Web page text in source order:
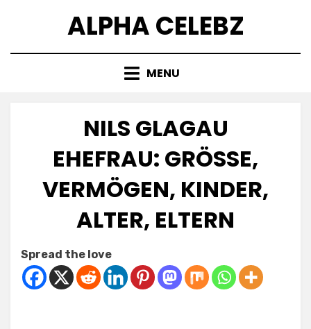
ALPHA CELEBZ
MENU
NILS GLAGAU
EHEFRAU: GRÖSSE, V
ERMÖGEN, KINDER, A
LTER, ELTERN
on
Spread the love